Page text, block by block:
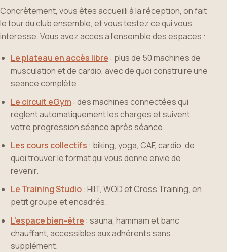
Concrètement, vous êtes accueilli à la réception, on fait
le tour du club ensemble, et vous testez ce qui vous
intéresse. Vous avez accès à l'ensemble des espaces :
Le plateau en accès libre : plus de 50 machines de
musculation et de cardio, avec de quoi construire une
séance complète.
Le circuit eGym : des machines connectées qui
règlent automatiquement les charges et suivent
votre progression séance après séance.
Les cours collectifs : biking, yoga, CAF, cardio, de
quoi trouver le format qui vous donne envie de
revenir.
Le Training Studio: HIIT, WOD et Cross Training, en
petit groupe et encadrés.
L'espace bien-être : sauna, hammam et banc
chauffant, accessibles aux adhérents sans
supplément.